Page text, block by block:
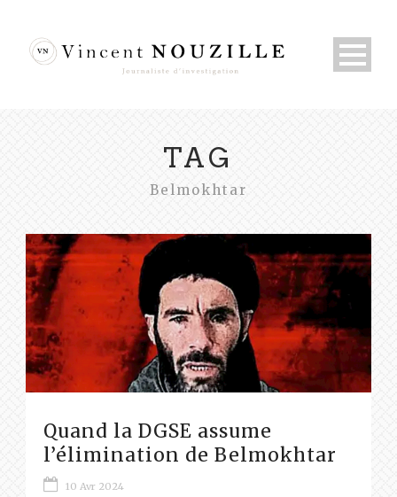
TAG
Belmokhtar
Quand la DGSE assume
l’élimination de Belmokhtar
10 Avr 2024